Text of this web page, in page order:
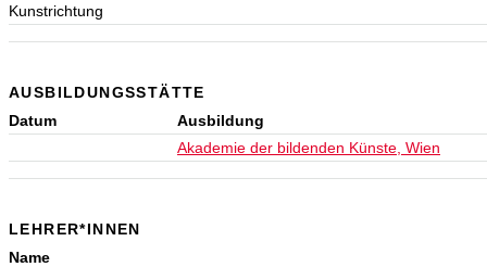
Kunstrichtung
AUSBILDUNGSSTÄTTE
Datum
Ausbildung
Akademie der bildenden Künste, Wien
LEHRER*INNEN
Name